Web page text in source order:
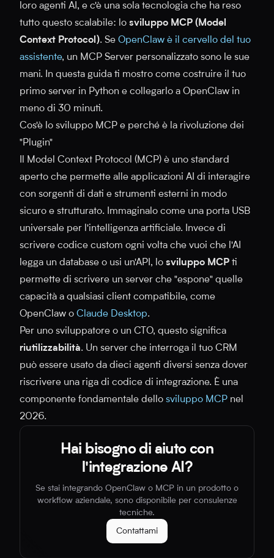
loro agenti AI, e c'è una sola tecnologia che ha reso
tutto questo scalabile: lo sviluppo MCP (Model
Context Protocol). Se OpenClaw è il cervello del tuo
assistente, un MCP Server personalizzato sono le sue
mani. In questa guida ti mostro come costruire il tuo
primo server in Python e collegarlo a OpenClaw in
meno di 30 minuti.
Cos'è lo sviluppo MCP e perché è la rivoluzione dei
"Plugin"
Il Model Context Protocol (MCP) è uno standard
aperto che permette alle applicazioni AI di interagire
con sorgenti di dati e strumenti esterni in modo
sicuro e strutturato. Immaginalo come una porta USB
universale per l'intelligenza artificiale. Invece di
scrivere codice custom ogni volta che vuoi che l'AI
legga un database o usi un'API, lo sviluppo MCP ti
permette di scrivere un server che "espone" quelle
capacità a qualsiasi client compatibile, come
OpenClaw o Claude Desktop.
Per uno sviluppatore o un CTO, questo significa
riutilizzabilità. Un server che interroga il tuo CRM
può essere usato da dieci agenti diversi senza dover
riscrivere una riga di codice di integrazione. È una
componente fondamentale dello sviluppo MCP nel
2026.
Hai bisogno di aiuto con
l'integrazione AI?
Se stai integrando OpenClaw o MCP in un prodotto o
workflow aziendale, sono disponibile per consulenze
tecniche.
Contattami